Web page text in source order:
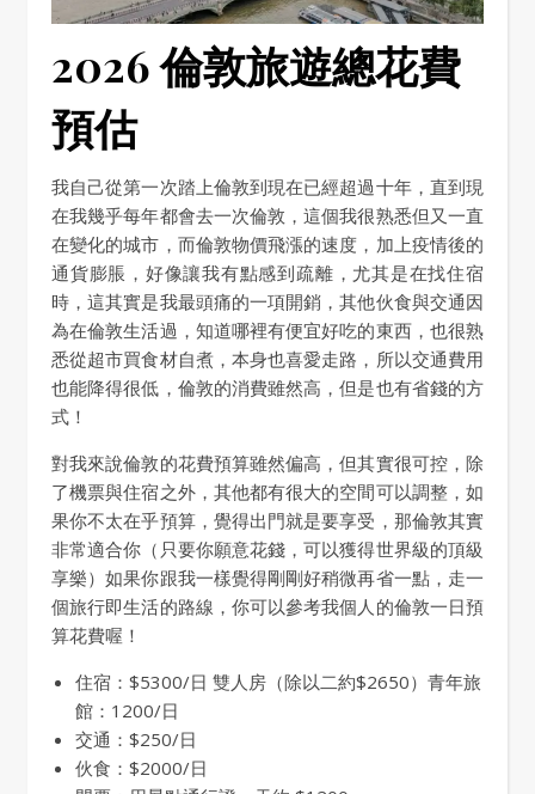
2026 倫敦旅遊總花費
預估
我自己從第一次踏上倫敦到現在已經超過十年，直到現
在我幾乎每年都會去一次倫敦，這個我很熟悉但又一直
在變化的城市，而倫敦物價飛漲的速度，加上疫情後的
通貨膨脹，好像讓我有點感到疏離，尤其是在找住宿
時，這其實是我最頭痛的一項開銷，其他伙食與交通因
為在倫敦生活過，知道哪裡有便宜好吃的東西，也很熟
悉從超市買食材自煮，本身也喜愛走路，所以交通費用
也能降得很低，倫敦的消費雖然高，但是也有省錢的方
式！
對我來說倫敦的花費預算雖然偏高，但其實很可控，除
了機票與住宿之外，其他都有很大的空間可以調整，如
果你不太在乎預算，覺得出門就是要享受，那倫敦其實
非常適合你（只要你願意花錢，可以獲得世界級的頂級
享樂）如果你跟我一樣覺得剛剛好稍微再省一點，走一
個旅行即生活的路線，你可以參考我個人的倫敦一日預
算花費喔！
住宿：$5300/日 雙人房（除以二約$2650）青年旅
館：1200/日
交通：$250/日
伙食：$2000/日